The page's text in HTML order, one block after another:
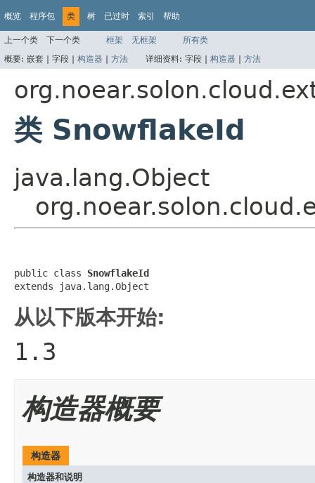
概览 程序包 类 树 已过时 索引 帮助
上一个类 下一个类 框架 无框架
所有类
概要: 嵌套 | 字段 | 构造器 | 方法 详细资料: 字段 | 构造器 | 方法
类 SnowflakeId
java.lang.Object
public class SnowflakeId
extends java.lang.Object
从以下版本开始:
1.3
构造器概要
构造器
构造器和说明